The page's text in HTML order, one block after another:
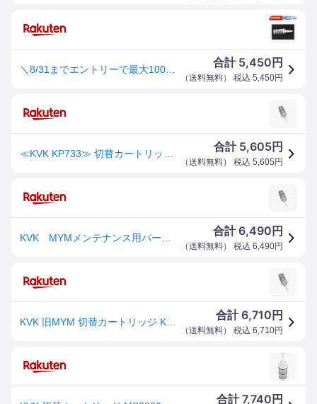
合計 5,450 円
（送料無料） 税込 5,450円
合計 5,605円
（送料無料） 税込 5,605 円
合計6,490 円
（送料無料） 税込 6,490円
合計6,710 円
（送料無料） 税込 6,710円
合計7,740 円